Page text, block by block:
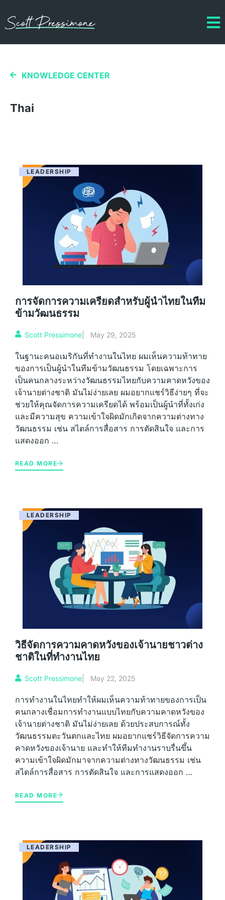
KNOWLEDGE CENTER
Thai
LEADERSHIP
การจัดการความเครียดสำหรับผู้นำไทยในทีม
ข้ามวัฒนธรรม
Scott Pressimone May 29, 2025
ในฐานะคนอเมริกันที่ทำงานในไทย ผมเห็นความท้าทาย
ของการเป็นผู้นำในทีมข้ามวัฒนธรรม โดยเฉพาะการ
เป็นคนกลางระหว่างวัฒนธรรมไทยกับความคาดหวังของ
เจ้านายต่างชาติ มันไม่ง่ายเลย ผมอยากแชร์วิธีง่ายๆ ที่จะ
ช่วยให้คุณจัดการความเครียดได้ พร้อมเป็นผู้นำที่ทั้งเก่ง
และมีความสุข ความเข้าใจผิดมักเกิดจากความต่างทาง
วัฒนธรรม เช่น สไตล์การสื่อสาร การตัดสินใจ และการ
แสดงออก …
READ MORE
LEADERSHIP
วิธีจัดการความคาดหวังของเจ้านายชาวต่าง
ชาติในที่ทำงานไทย
Scott Pressimone May 22, 2025
การทำงานในไทยทำให้ผมเห็นความท้าทายของการเป็น
คนกลางเชื่อมการทำงานแบบไทยกับความคาดหวังของ
เจ้านายต่างชาติ มันไม่ง่ายเลย ด้วยประสบการณ์ทั้ง
วัฒนธรรมตะวันตกและไทย ผมอยากแชร์วิธีจัดการความ
คาดหวังของเจ้านาย และทำให้ทีมทำงานราบรื่นขึ้น
ความเข้าใจผิดมักมาจากความต่างทางวัฒนธรรม เช่น
สไตล์การสื่อสาร การตัดสินใจ และการแสดงออก …
READ MORE
LEADERSHIP